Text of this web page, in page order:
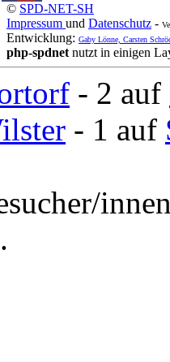
© SPD-NET-SH
Impressum und Datenschutz -
Entwicklung: Gaby Lönne, Carsten
php-spdnet nutzt in einigen
- 2 auf
- 1 auf